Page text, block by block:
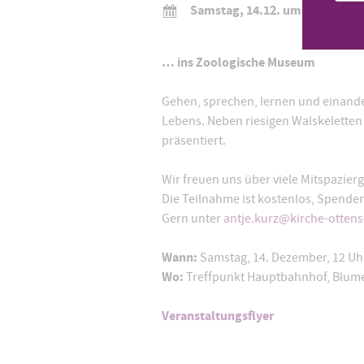
Samstag, 14.12. um 12:00 Uhr
… ins Zoologische Museum
Gehen, sprechen, lernen und
Lebens. Neben riesigen
präsentiert.
Wir freuen uns über viele
Die Teilnahme ist kostenlos,
Gern unter antje.kurz@kirche-
Wann: Samstag, 14. Dezember, 12
Wo: Treffpunkt Hauptbahnhof,
Veranstaltungsflyer